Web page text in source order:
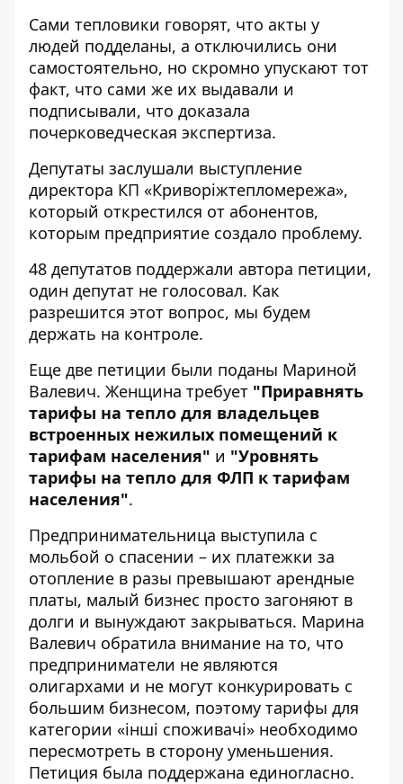
Сами тепловики говорят, что акты у
людей подделаны, а отключились они
самостоятельно, но скромно упускают тот
факт, что сами же их выдавали и
подписывали, что доказала
почерковедческая экспертиза.
Депутаты заслушали выступление
директора КП «Криворіжтепломережа»,
который открестился от абонентов,
которым предприятие создало проблему.
48 депутатов поддержали автора петиции,
один депутат не голосовал. Как
разрешится этот вопрос, мы будем
держать на контроле.
Еще две петиции были поданы Мариной
Валевич. Женщина требует "Приравнять
тарифы на тепло для владельцев
встроенных нежилых помещений к
тарифам населения" и "Уровнять
тарифы на тепло для ФЛП к тарифам
населения".
Предпринимательница выступила с
мольбой о спасении – их платежки за
отопление в разы превышают арендные
платы, малый бизнес просто загоняют в
долги и вынуждают закрываться. Марина
Валевич обратила внимание на то, что
предприниматели не являются
олигархами и не могут конкурировать с
большим бизнесом, поэтому тарифы для
категории «інші споживачі» необходимо
пересмотреть в сторону уменьшения.
Петиция была поддержана единогласно.